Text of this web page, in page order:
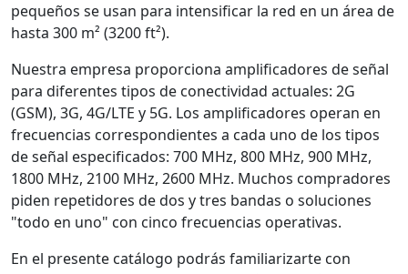
pequeños se usan para intensificar la red en un área de
hasta 300 m² (3200 ft²).
Nuestra empresa proporciona amplificadores de señal
para diferentes tipos de conectividad actuales: 2G
(GSM), 3G, 4G/LTE y 5G. Los amplificadores operan en
frecuencias correspondientes a cada uno de los tipos
de señal especificados: 700 MHz, 800 MHz, 900 MHz,
1800 MHz, 2100 MHz, 2600 MHz. Muchos compradores
piden repetidores de dos y tres bandas o soluciones
"todo en uno" con cinco frecuencias operativas.
En el presente catálogo podrás familiarizarte con